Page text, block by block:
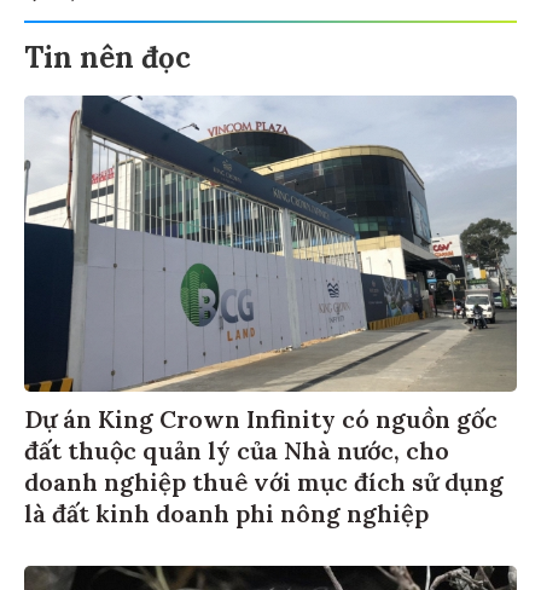
Tin nên đọc
Dự án King Crown Infinity có nguồn gốc
đất thuộc quản lý của Nhà nước, cho
doanh nghiệp thuê với mục đích sử dụng
là đất kinh doanh phi nông nghiệp